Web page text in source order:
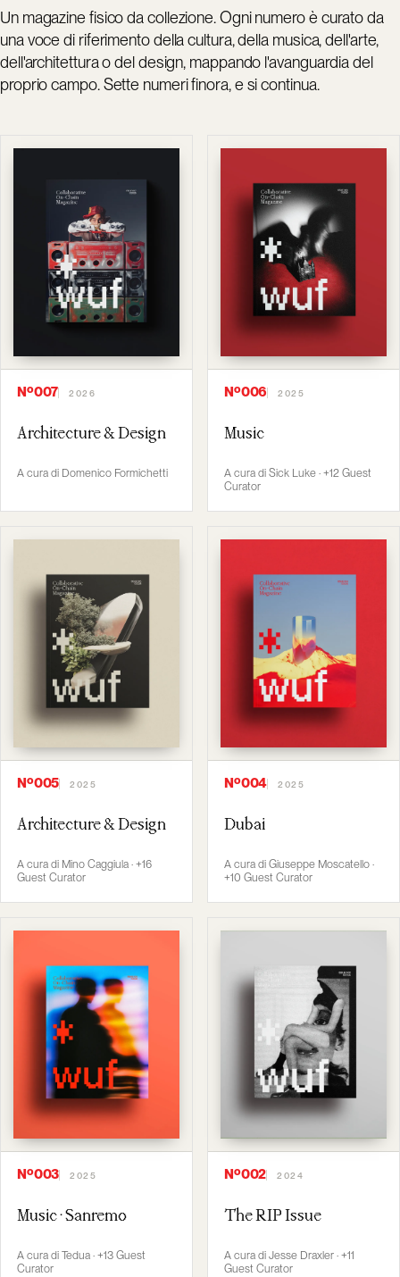
Un magazine fisico da collezione. Ogni numero è curato da
una voce di riferimento della cultura, della musica, dell'arte,
dell'architettura o del design, mappando l'avanguardia del
proprio campo. Sette numeri finora, e si continua.
Nº007 2026
Architecture & Design
A cura di Domenico Formichetti
Nº006 2025
Music
A cura di Sick Luke · +12 Guest
Curator
Nº005 2025
Architecture & Design
A cura di Mino Caggiula · +16
Guest Curator
Nº004 2025
Dubai
A cura di Giuseppe Moscatello ·
+10 Guest Curator
Nº003 2025
Music · Sanremo
A cura di Tedua · +13 Guest
Curator
Nº002 2024
The RIP Issue
A cura di Jesse Draxler · +11
Guest Curator